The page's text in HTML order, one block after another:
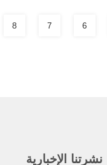
6
7
8
نشرتنا الإخبارية